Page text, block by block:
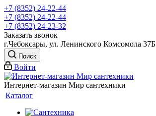
+7 (8352) 24-22-44
+7 (8352) 24-22-44
+7 (8352) 24-23-32
Заказать звонок
г.Чебоксары, ул. Ленинского Комсомола 37Б
Поиск
Войти
Интернет-магазин Мир сантехники
Каталог